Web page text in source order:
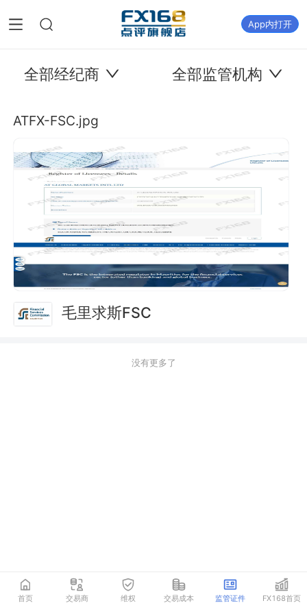
App内打开
全部经纪商 全部监管机构
ATFX-FSC.jpg
毛里求斯FSC
没有更多了
首页 交易商 维权 交易成本 监管证件 FX168首页